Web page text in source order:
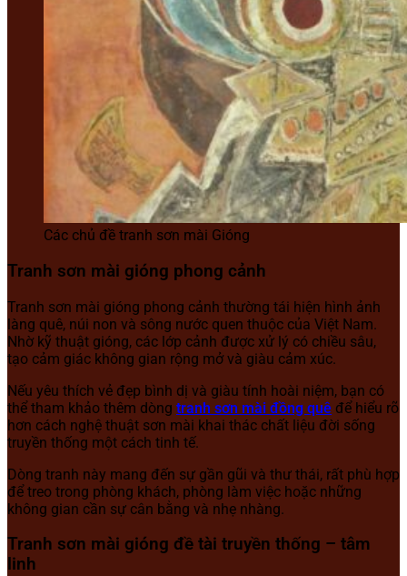
Các chủ đề tranh sơn mài Gióng
Tranh sơn mài gióng phong cảnh
Tranh sơn mài gióng phong cảnh thường tái hiện hình ảnh
làng quê, núi non và sông nước quen thuộc của Việt Nam.
Nhờ kỹ thuật gióng, các lớp cảnh được xử lý có chiều sâu,
tạo cảm giác không gian rộng mở và giàu cảm xúc.
Nếu yêu thích vẻ đẹp bình dị và giàu tính hoài niệm, bạn có
thể tham khảo thêm dòng tranh sơn mài đồng quê để hiểu rõ
hơn cách nghệ thuật sơn mài khai thác chất liệu đời sống
truyền thống một cách tinh tế.
Dòng tranh này mang đến sự gần gũi và thư thái, rất phù hợp
để treo trong phòng khách, phòng làm việc hoặc những
không gian cần sự cân bằng và nhẹ nhàng.
Tranh sơn mài gióng đề tài truyền thống – tâm
linh